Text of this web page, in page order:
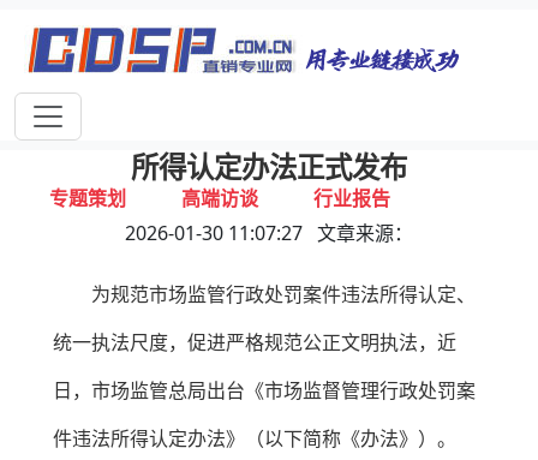
首页 独家报道 行业动态
企业资讯
专题策划 高端访谈 行业报告
有关拉人头、骗取入门费式传销，违法
所得认定办法正式发布
2026-01-30 11:07:27 文章来源：
为规范市场监管行政处罚案件违法所得认定、
统一执法尺度，促进严格规范公正文明执法，近
日，市场监管总局出台《市场监督管理行政处罚案
件违法所得认定办法》（以下简称《办法》）。